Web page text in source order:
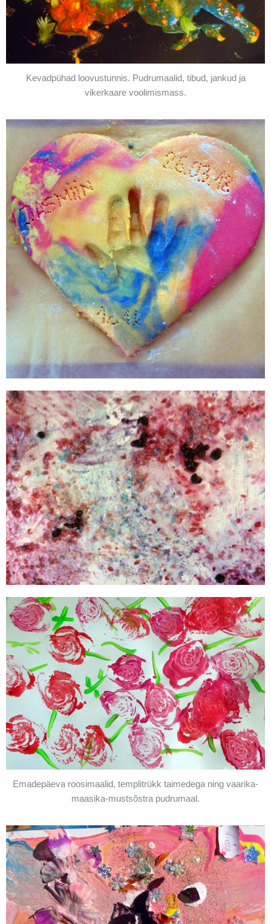
Kevadpühad loovustunnis. Pudrumaalid, tibud, jankud ja
vikerkaare voolimismass.
Emadepäeva roosimaalid, templitrükk taimedega ning vaarika-
maasika-mustsõstra pudrumaal.